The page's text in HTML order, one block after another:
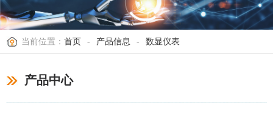
当前位置： 首页 - 产品信息 - 数显仪表
产品中心